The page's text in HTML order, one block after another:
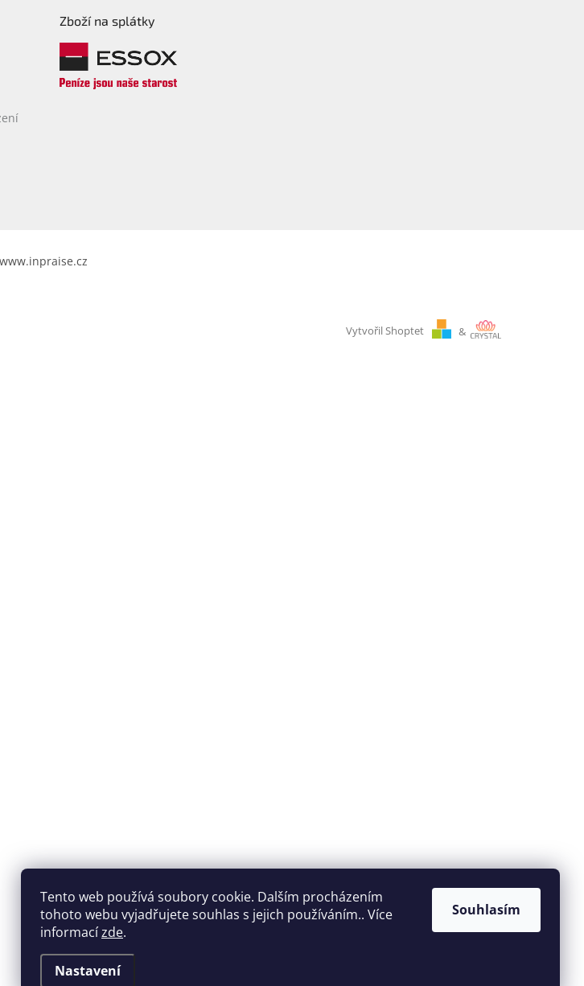
Tento web používá soubory cookie. Dalším procházením
tohoto webu vyjadřujete souhlas s jejich používáním.. Více
informacízde.
Nastavení
Souhlasím
Zboží na splátky
www.inpraise.cz
Vytvořil Shoptet &